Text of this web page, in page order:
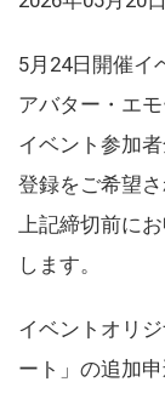
5月24日開催イ
アバター・エ
イベント参加
登録をご希望
上記締切前に
します。
イベントオリ
ート」の追加